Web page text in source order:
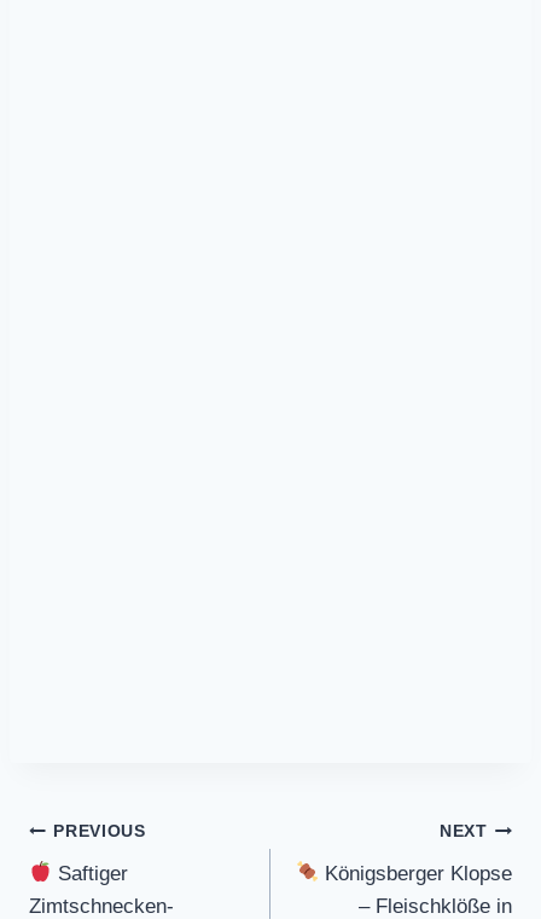
Post
navigation
PREVIOUS
Saftiger
Zimtschnecken-
NEXT
Königsberger Klopse
– Fleischklöße in